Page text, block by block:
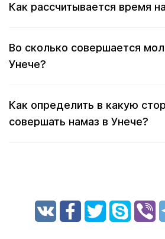
Как рассчитывается время
Во сколько совершается
Унече?
Как определить в какую
совершать намаз в Унече?